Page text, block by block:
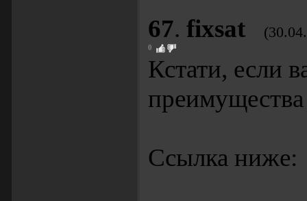
67. fixsat
0
Кстати, если
Ссылка ниже: